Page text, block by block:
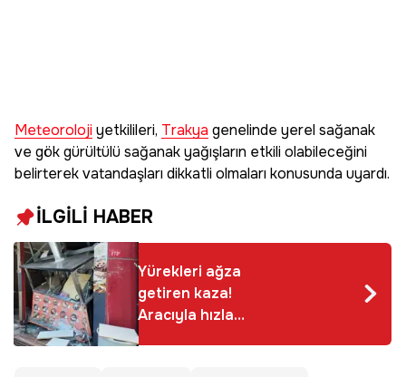
Meteorolojiyetkilileri, Trakya genelinde yerel sağanak
ve gök gürültülü sağanak yağışların etkili olabileceğini
belirterek vatandaşları dikkatli olmaları konusunda uyardı.
İLGİLİ HABER
Yürekleri ağza
getiren kaza!
Aracıyla hızla
restorana daldı